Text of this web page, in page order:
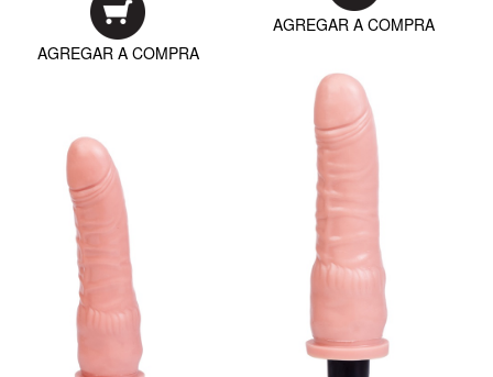
AGREGAR A COMPRA
AGREGAR A COMPRA